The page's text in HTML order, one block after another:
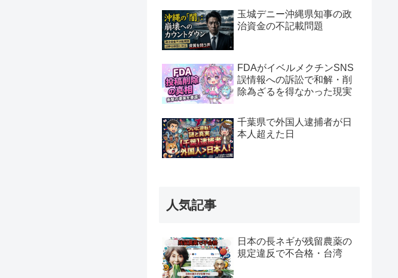
玉城デニー沖縄県知事の政
治資金の不記載問題
FDAがイベルメクチンSNS
誤情報への訴訟で和解・削
除為ざるを得なかった現実
千葉県で外国人逮捕者が日
本人超えた日
人気記事
日本の長ネギが残留農薬の
規定違反で不合格・台湾